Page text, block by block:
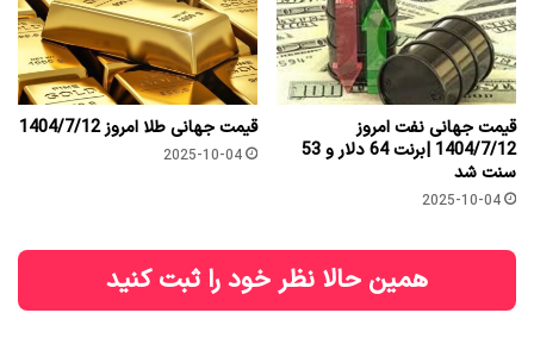
قیمت جهانی نفت امروز
1404/7/12 |برنت 64 دلار و 53
سنت شد
2025-10-04
قیمت جهانی طلا امروز 1404/7/12
2025-10-04
همین حالا نظر خود را ثبت کنید